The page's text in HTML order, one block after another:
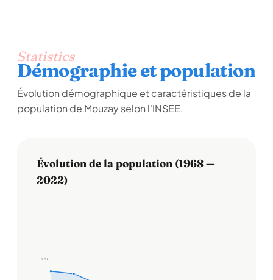
Statistics
Démographie et population
Évolution démographique et caractéristiques de la
population de Mouzay selon l'INSEE.
Évolution de la population (1968 —
2022)
1,0 k